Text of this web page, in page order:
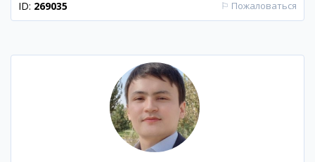
ID: 269035 ⚐ Пожаловаться